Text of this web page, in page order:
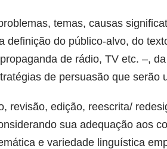
temas, causas
do público-alvo, do
de rádio, TV etc. –,
de persuasão que serão
revisão, edição, reescrita/
sua adequação aos
e variedade linguística